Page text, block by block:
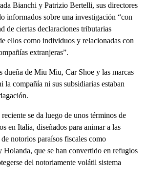
Bianchi y Patrizio Bertelli, sus directores
informados sobre una investigación “con
de ciertas declaraciones tributarias
ellos como individuos y relacionadas con
extranjeras”.
dueña de Miu Miu, Car Shoe y las marcas
la compañía ni sus subsidiarias estaban
se da luego de unos términos de
en Italia, diseñados para animar a las
notorios paraísos fiscales como
que se han convertido en refugios
del notoriamente volátil sistema